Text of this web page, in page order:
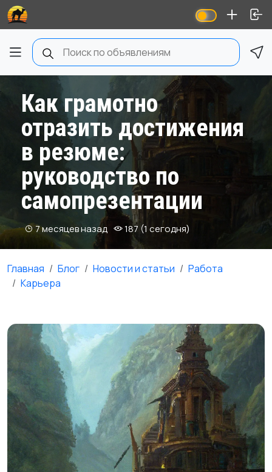
Как грамотно
отразить достижения
в резюме:
руководство по
самопрезентации
7 месяцев назад 187 (1 сегодня)
Главная Блог Новости и статьи
Работа
Карьера